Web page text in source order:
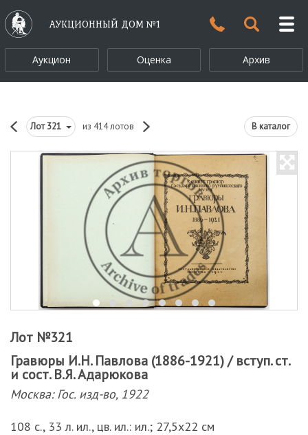
АУКЦИОННЫЙ ДОМ №1
Аукцион Оценка Архив
Лот321 из 414 лотов В каталог
Лот №321
Гравюры И.Н. Павлова (1886-1921) / вступ. ст.
и сост. В.Я. Адарюкова
Москва: Гос. изд-во, 1922
108 с., 33 л. ил., цв. ил.: ил.; 27,5х22 см